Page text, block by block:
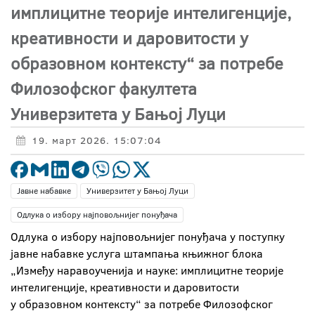
имплицитне теорије интелигенције,
креативности и даровитости у
образовном контексту“ за потребе
Филозофског факултета
Универзитета у Бањој Луци
19. март 2026. 15:07:04
Јавне набавке
Универзитет у Бањој Луци
Одлука о избору најповољнијег понуђача
Одлука о избору најповољнијег понуђача у поступку
јавне набавке услуга штампања књижног блока
„Између наравоученија и науке: имплицитне теорије
интелигенције, креативности и даровитости
у образовном контексту“ за потребе Филозофског